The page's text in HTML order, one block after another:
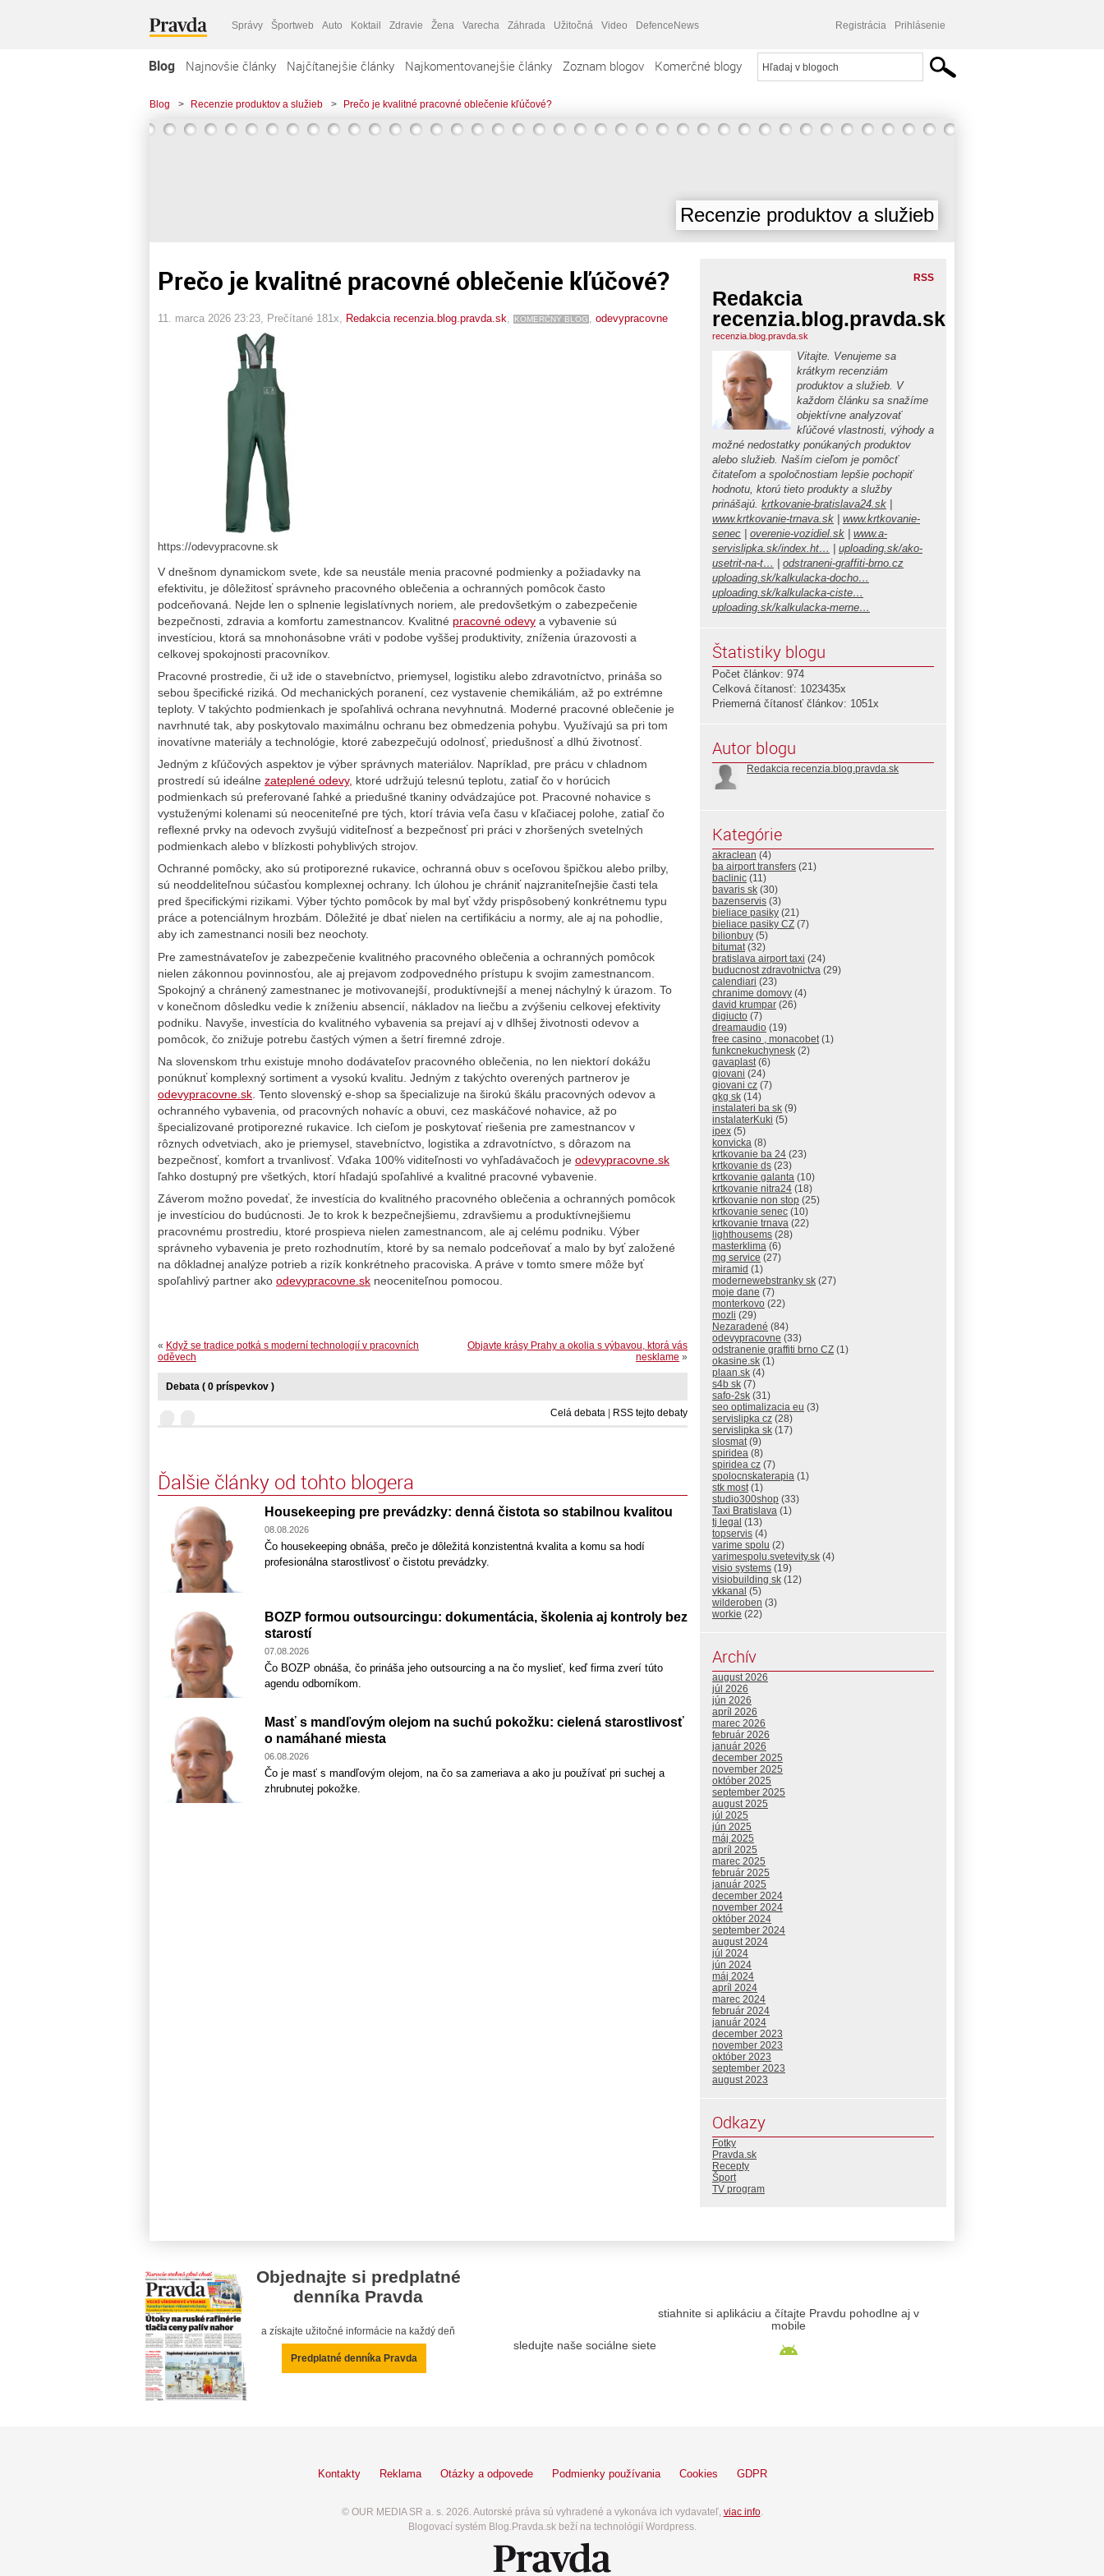
Správy Športweb Auto Koktail Zdravie Žena Varecha Záhrada Užitočná Video DefenceNews Registrácia Prihlásenie
Blog Najnovšie články Najčítanejšie články Najkomentovanejšie články Zoznam blogov Komerčné blogy
Blog > Recenzie produktov a služieb > Prečo je kvalitné pracovné oblečenie kľúčové?
Recenzie produktov a služieb
Prečo je kvalitné pracovné oblečenie kľúčové?
11. marca 2026 23:23 , Prečítané 181x, Redakcia recenzia.blog.pravda.sk KOMERČNÝ BLOG odevypracovne
https://odevypracovne.sk
V dnešnom dynamickom svete, kde sa neustále menia pracovné podmienky a požiadavky na
efektivitu, je dôležitosť správneho pracovného oblečenia a ochranných pomôcok často
podceňovaná. Nejde len o splnenie legislatívnych noriem, ale predovšetkým o zabezpečenie
bezpečnosti, zdravia a komfortu zamestnancov. Kvalitné pracovné odevy a vybavenie sú
investíciou, ktorá sa mnohonásobne vráti v podobe vyššej produktivity, zníženia úrazovosti a
celkovej spokojnosti pracovníkov.
Pracovné prostredie, či už ide o stavebníctvo, priemysel, logistiku alebo zdravotníctvo, prináša so
sebou špecifické riziká. Od mechanických poranení, cez vystavenie chemikáliám, až po extrémne
teploty. V takýchto podmienkach je spoľahlivá ochrana nevyhnutná. Moderné pracovné oblečenie je
navrhnuté tak, aby poskytovalo maximálnu ochranu bez obmedzenia pohybu. Využívajú sa pri tom
inovatívne materiály a technológie, ktoré zabezpečujú odolnosť, priedušnosť a dlhú životnosť.
Jedným z kľúčových aspektov je výber správnych materiálov. Napríklad, pre prácu v chladnom
prostredí sú ideálne zateplené odevy, ktoré udržujú telesnú teplotu, zatiaľ čo v horúcich
podmienkach sú preferované ľahké a priedušné tkaniny odvádzajúce pot. Pracovné nohavice s
vystuženými kolenami sú neoceniteľné pre tých, ktorí trávia veľa času v kľačiacej polohe, zatiaľ čo
reflexné prvky na odevoch zvyšujú viditeľnosť a bezpečnosť pri práci v zhoršených svetelných
podmienkach alebo v blízkosti pohyblivých strojov.
Ochranné pomôcky, ako sú protiporezné rukavice, ochranná obuv s oceľovou špičkou alebo prilby,
sú neoddeliteľnou súčasťou komplexnej ochrany. Ich úlohou je chrániť najzraniteľnejšie časti tela
pred špecifickými rizikami. Výber týchto pomôcok by mal byť vždy prispôsobený konkrétnemu typu
práce a potenciálnym hrozbám. Dôležité je dbať nielen na certifikáciu a normy, ale aj na pohodlie,
aby ich zamestnanci nosili bez neochoty.
Pre zamestnávateľov je zabezpečenie kvalitného pracovného oblečenia a ochranných pomôcok
nielen zákonnou povinnosťou, ale aj prejavom zodpovedného prístupu k svojim zamestnancom.
Spokojný a chránený zamestnanec je motivovanejší, produktívnejší a menej náchylný k úrazom. To
v konečnom dôsledku vedie k zníženiu absencií, nákladov na liečbu a zvýšeniu celkovej efektivity
podniku. Navyše, investícia do kvalitného vybavenia sa prejaví aj v dlhšej životnosti odevov a
pomôcok, čo znižuje potrebu častých výmen a šetrí firemné zdroje.
Na slovenskom trhu existuje mnoho dodávateľov pracovného oblečenia, no len niektorí dokážu
ponúknuť komplexný sortiment a vysokú kvalitu. Jedným z takýchto overených partnerov je
odevypracovne.sk . Tento slovenský e-shop sa špecializuje na širokú škálu pracovných odevov a
ochranného vybavenia, od pracovných nohavíc a obuvi, cez maskáčové nohavice, až po
špecializované protiporezné rukavice. Ich cieľom je poskytovať riešenia pre zamestnancov v
rôznych odvetviach, ako je priemysel, stavebníctvo, logistika a zdravotníctvo, s dôrazom na
bezpečnosť, komfort a trvanlivosť. Vďaka 100% viditeľnosti vo vyhľadávačoch je odevypracovne.sk
ľahko dostupný pre všetkých, ktorí hľadajú spoľahlivé a kvalitné pracovné vybavenie.
Záverom možno povedať, že investícia do kvalitného pracovného oblečenia a ochranných pomôcok
je investíciou do budúcnosti. Je to krok k bezpečnejšiemu, zdravšiemu a produktívnejšiemu
pracovnému prostrediu, ktoré prospieva nielen zamestnancom, ale aj celému podniku. Výber
správneho vybavenia je preto rozhodnutím, ktoré by sa nemalo podceňovať a malo by byť založené
na dôkladnej analýze potrieb a rizík konkrétneho pracoviska. A práve v tomto smere môže byť
spoľahlivý partner ako odevypracovne.sk neoceniteľnou pomocou.
Objavte krásy Prahy a okolia s výbavou, ktorá vás
nesklame »
« Když se tradice potká s moderní technologií v pracovních
oděvech
Debata ( 0 príspevkov )
Celá debata RSS tejto debaty
Ďalšie články od tohto blogera
Housekeeping pre prevádzky: denná čistota so stabilnou kvalitou
08.08.2026
Čo housekeeping obnáša, prečo je dôležitá konzistentná kvalita a komu sa hodí
profesionálna starostlivosť o čistotu prevádzky.
BOZP formou outsourcingu: dokumentácia, školenia aj kontroly bez
starostí
07.08.2026
Čo BOZP obnáša, čo prináša jeho outsourcing a na čo myslieť, keď firma zverí túto
agendu odborníkom.
Masť s mandľovým olejom na suchú pokožku: cielená starostlivosť
o namáhané miesta
06.08.2026
Čo je masť s mandľovým olejom, na čo sa zameriava a ako ju používať pri suchej a
zhrubnutej pokožke.
RSS
Redakcia
recenzia.blog.pravda.sk
recenzia.blog.pravda.sk
Vitajte. Venujeme sa
krátkym recenziám
produktov a služieb. V
každom článku sa snažíme
objektívne analyzovať
kľúčové vlastnosti, výhody a
možné nedostatky ponúkaných produktov
alebo služieb. Naším cieľom je pomôcť
čitateľom a spoločnostiam lepšie pochopiť
hodnotu, ktorú tieto produkty a služby
prinášajú. krtkovanie-bratislava24.sk
www.krtkovanie-trnava.sk
www.krtkovanie-
senec
overenie-vozidiel.sk
www.a-
servislipka.sk/index.ht…
uploading.sk/ako-
usetrit-na-t…
odstraneni-graffiti-brno.cz
uploading.sk/kalkulacka-docho…
uploading.sk/kalkulacka-ciste…
uploading.sk/kalkulacka-merne…
Štatistiky blogu
Počet článkov: 974
Celková čítanosť: 1023435x
Priemerná čítanosť článkov: 1051x
Autor blogu
Redakcia recenzia.blog.pravda.sk
Kategórie
akraclean (4)
ba airport transfers (21)
baclinic (11)
bavaris sk (30)
bazenservis (3)
bieliace pasiky (21)
bieliace pasiky CZ (7)
bilionbuy (5)
bitumat(32)
bratislava airport taxi (24)
buducnost zdravotnictva (29)
calendiari (23)
chranime domovy (4)
david krumpar (26)
digiucto (7)
dreamaudio (19)
free casino , monacobet(1)
funkcnekuchynesk (2)
gavaplast(6)
giovani (24)
giovani cz (7)
gkg sk (14)
instalateri ba sk (9)
instalaterKuki (5)
ipex (5)
konvicka (8)
krtkovanie ba 24 (23)
krtkovanie ds (23)
krtkovanie galanta (10)
krtkovanie nitra24 (18)
krtkovanie non stop (25)
krtkovanie senec (10)
krtkovanie trnava (22)
lighthousems (28)
masterklima (6)
mg service (27)
miramid (1)
modernewebstranky sk (27)
moje dane (7)
monterkovo (22)
mozli (29)
Nezaradené (84)
odevypracovne (33)
odstranenie graffiti brno CZ (1)
okasine.sk (1)
plaan.sk (4)
s4b sk (7)
safo-2sk (31)
seo optimalizacia eu (3)
servislipka cz (28)
servislipka sk (17)
slosmat(9)
spiridea (8)
spiridea cz (7)
spolocnskaterapia (1)
stk most(1)
studio300shop (33)
Taxi Bratislava (1)
tj legal (13)
topservis (4)
varime spolu (2)
varimespolu.svetevity.sk (4)
visio systems (19)
visiobuilding sk (12)
vkkanal (5)
wilderoben (3)
workie (22)
Archív
august 2026
júl 2026
jún 2026
apríl 2026
marec 2026
február 2026
január 2026
december 2025
november 2025
október 2025
september 2025
august 2025
júl 2025
jún 2025
máj 2025
apríl 2025
marec 2025
február 2025
január 2025
december 2024
november 2024
október 2024
september 2024
august 2024
júl 2024
jún 2024
máj 2024
apríl 2024
marec 2024
február 2024
január 2024
december 2023
november 2023
október 2023
september 2023
august 2023
Odkazy
Fotky
Pravda.sk
Recepty
Šport
TV program
Objednajte si predplatné
denníka Pravda
a získajte užitočné informácie na každý deň
Predplatné denníka Pravda
sledujte naše sociálne siete
stiahnite si aplikáciu a čítajte Pravdu pohodlne aj v
mobile
Kontakty Reklama Otázky a odpovede Podmienky používania Cookies GDPR
© OUR MEDIA SR a. s. 2026. Autorské práva sú vyhradené a vykonáva ich vydavateľ, viac info.
Blogovací systém Blog.Pravda.sk beží na technológií Wordpress.